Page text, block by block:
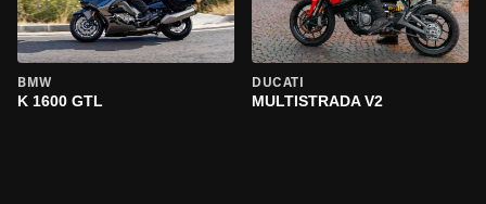
BMW
K 1600 GTL
DUCATI
MULTISTRADA V2